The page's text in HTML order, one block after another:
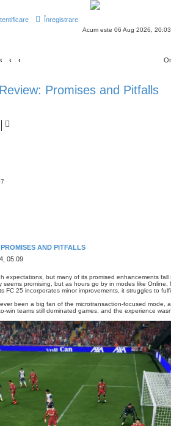
Înregistrare
Acum este 06 Aug 2026, 20:03
Promises and Pitfalls
AND PITFALLS
05:09
expectations, but many of its promised enhancements
seems promising, but as hours go by in modes like Online,
FC 25 incorporates minor improvements, it struggles to
been a big fan of the microtransaction-focused mode,
win teams still dominated games, and the experience